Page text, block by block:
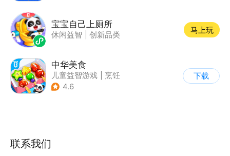
宝宝自己上厕所
休闲益智 创新品类
马上玩
中华美食
儿童益智游戏
烹饪
4.6
下载
联系我们